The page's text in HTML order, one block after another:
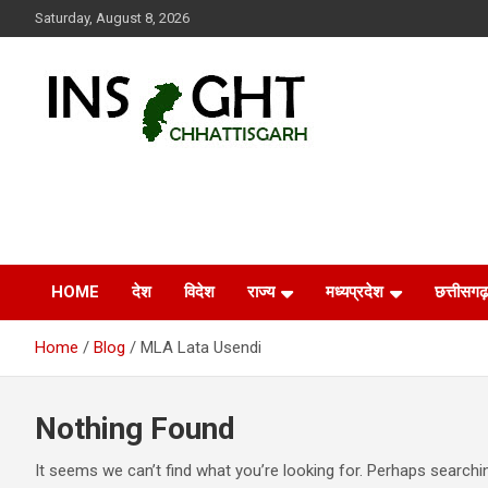
to
Saturday, August 8, 2026
HOME देश विदेश राज्य मध्यप्रदेश छत्तीसगढ़
Home Blog MLA Lata Usendi
Nothing Found
It seems we can’t find what you’re looking for. Perhaps